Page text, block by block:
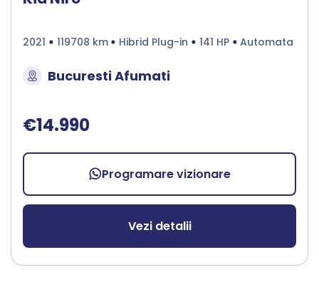
2021 119708 km Hibrid Plug-in 141 HP Automata
Bucuresti Afumati
€14.990
Programare vizionare
Vezi detalii